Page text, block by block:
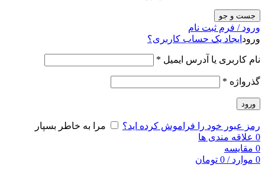
جست و جو
ورود / فرم ثبت نام
ورود ایجاد یک حساب کاربری؟
نام کاربری یا آدرس ایمیل *
گذرواژه *
ورود
رمز عبور خود را فراموش کرده اید؟
مرا به خاطر بسپار
0 علاقه مندی ها
0 مقایسه
0 موارد /
0 تومان